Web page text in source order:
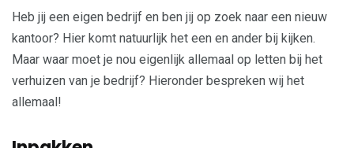
Heb jij een eigen bedrijf en ben jij op zoek naar een nieuw
kantoor? Hier komt natuurlijk het een en ander bij kijken.
Maar waar moet je nou eigenlijk allemaal op letten bij het
verhuizen van je bedrijf? Hieronder bespreken wij het
allemaal!